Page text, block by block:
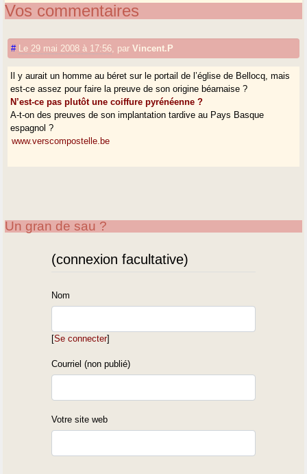
Vos commentaires
# Le 29 mai 2008 à 17:56 parVincent.P
Il y aurait un homme au béret sur le portail de l’église de Bellocq, mais
est-ce assez pour faire la preuve de son origine béarnaise ?
N’est-ce pas plutôt une coiffure pyrénéenne ?
A-t-on des preuves de son implantation tardive au Pays Basque
espagnol ?
www.verscompostelle.be
Un gran de sau ?
(connexion facultative)
Nom
[Se connecter]
Courriel (non publié)
Votre site web